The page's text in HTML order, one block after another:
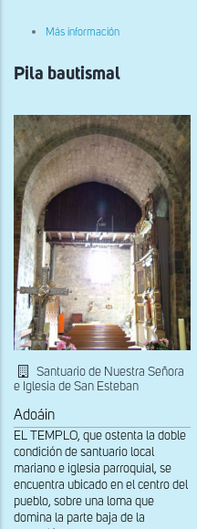
Más información
Pila bautismal
Santuario de Nuestra Señora
e Iglesia de San Esteban
Adoáin
EL TEMPLO, que ostenta la doble
condición de santuario local
mariano e iglesia parroquial, se
encuentra ubicado en el centro del
pueblo, sobre una loma que
domina la parte baja de la